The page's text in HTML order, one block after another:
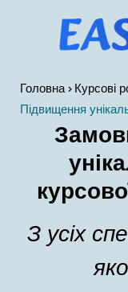
З усіх
Головна
Курсові
Підвищення